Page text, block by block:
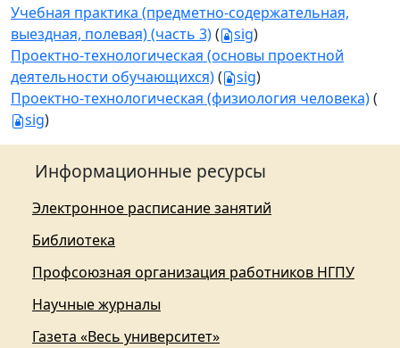
Учебная практика (предметно-содержательная,
выездная, полевая) (часть 3)( sig)
Проектно-технологическая (основы проектной
деятельности обучающихся)( sig)
Проектно-технологическая (физиология человека)(
sig)
Информационные ресурсы
Электронное расписание занятий
Библиотека
Профсоюзная организация работников НГПУ
Научные журналы
Газета «Весь университет»